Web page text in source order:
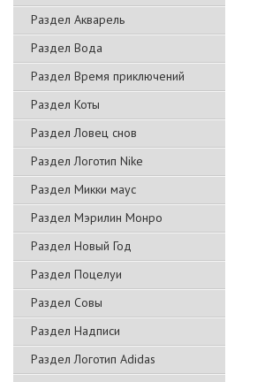
Раздел Акварель
Раздел Вода
Раздел Время приключений
Раздел Коты
Раздел Ловец снов
Раздел Логотип Nike
Раздел Микки маус
Раздел Мэрилин Монро
Раздел Новый Год
Раздел Поцелуи
Раздел Совы
Раздел Надписи
Раздел Логотип Adidas